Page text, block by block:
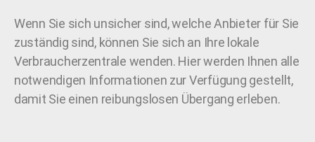
Wenn Sie sich unsicher sind, welche Anbieter für Sie
zuständig sind, können Sie sich an Ihre lokale
Verbraucherzentrale wenden. Hier werden Ihnen alle
notwendigen Informationen zur Verfügung gestellt,
damit Sie einen reibungslosen Übergang erleben.